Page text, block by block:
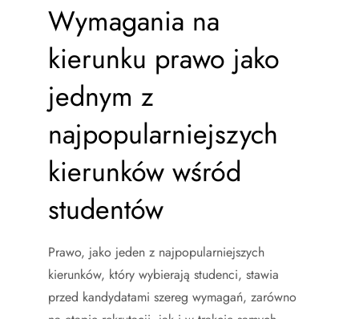
Wymagania na
kierunku prawo jako
jednym z
najpopularniejszych
kierunków wśród
studentów
Prawo, jako jeden z najpopularniejszych
kierunków, który wybierają studenci, stawia
przed kandydatami szereg wymagań, zarówno